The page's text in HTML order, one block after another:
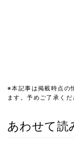
※本記事は掲載時点の
ます。予めご了承くだ
あわせて読